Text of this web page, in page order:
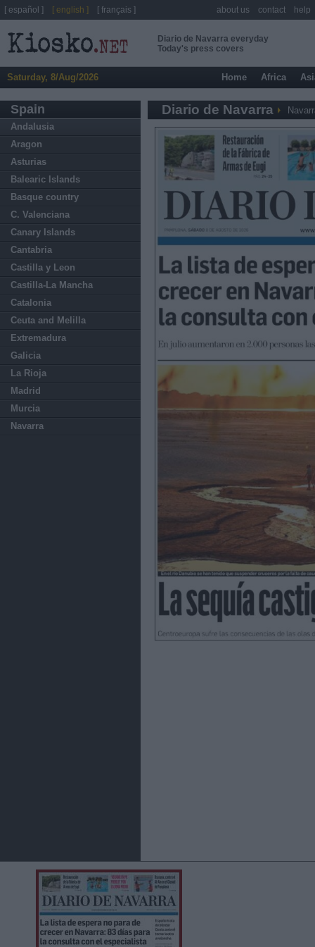
Diario de Navarra everyday
Today's press covers
Saturday, 8/Aug/2026 Home Africa
Spain
Andalusia
Aragon
Asturias
Balearic Islands
Basque country
C. Valenciana
Canary Islands
Cantabria
Castilla y Leon
Castilla-La Mancha
Catalonia
Ceuta and Melilla
Extremadura
Galicia
La Rioja
Madrid
Murcia
Navarra
Diario de Navarra
[ español ] [ english ] [ français ] about us contact help